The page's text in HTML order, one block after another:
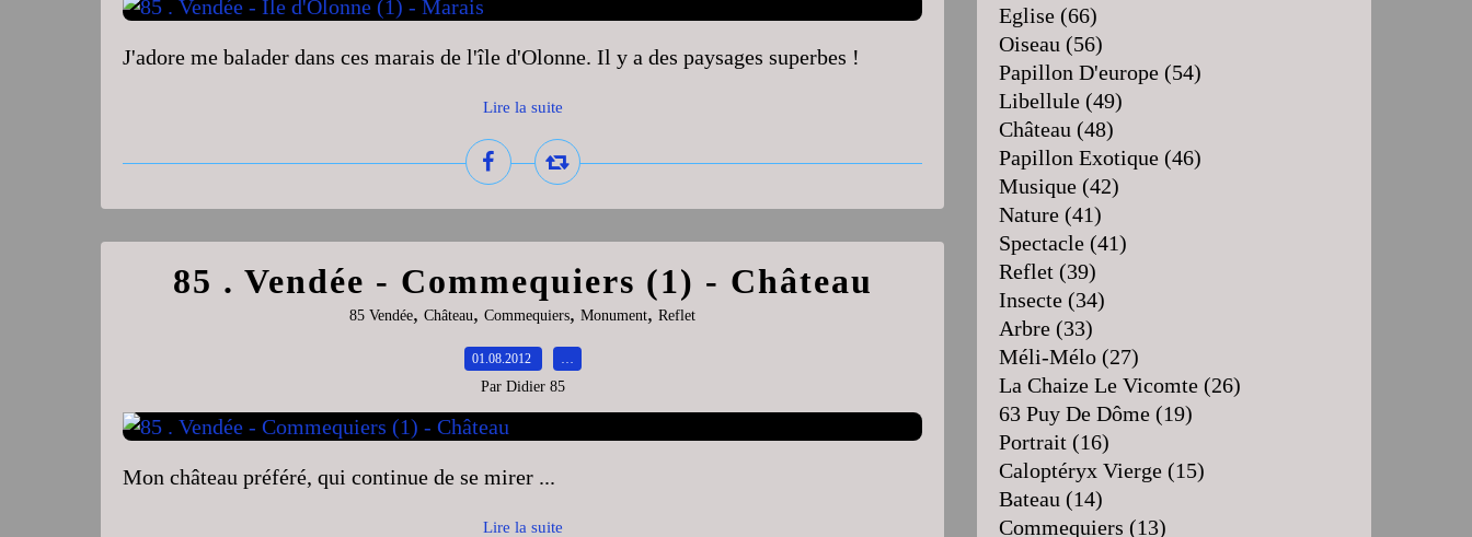
J'adore me balader dans ces marais de l'île d'Olonne. Il y a des paysages superbes !
Lire la suite
85 . Vendée - Commequiers (1) - Château
85 Vendée, Château, Commequiers, Monument, Reflet
01.08.2012 …
Par Didier 85
Mon château préféré, qui continue de se mirer ...
Lire la suite
Eglise (66)
Oiseau (56)
Papillon D'europe (54)
Libellule (49)
Château (48)
Papillon Exotique (46)
Musique (42)
Nature (41)
Spectacle (41)
Reflet (39)
Insecte (34)
Arbre (33)
Méli-Mélo (27)
La Chaize Le Vicomte (26)
63 Puy De Dôme (19)
Portrait (16)
Caloptéryx Vierge (15)
Bateau (14)
Commequiers (13)